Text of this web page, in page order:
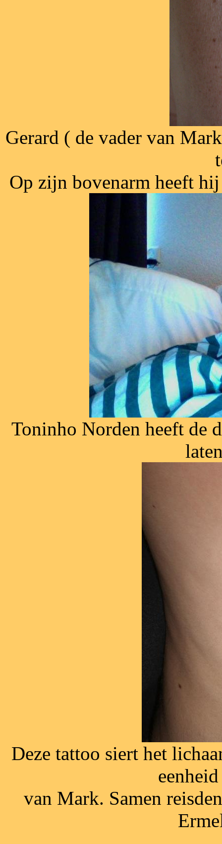
Gerard ( de vader van
Op zijn bovenarm heeft
Toninho Norden heeft de
Deze tattoo siert het
van Mark. Samen